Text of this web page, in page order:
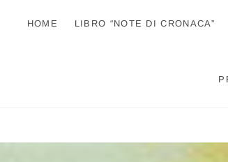
HOME LIBRO “NOTE DI CRONACA”